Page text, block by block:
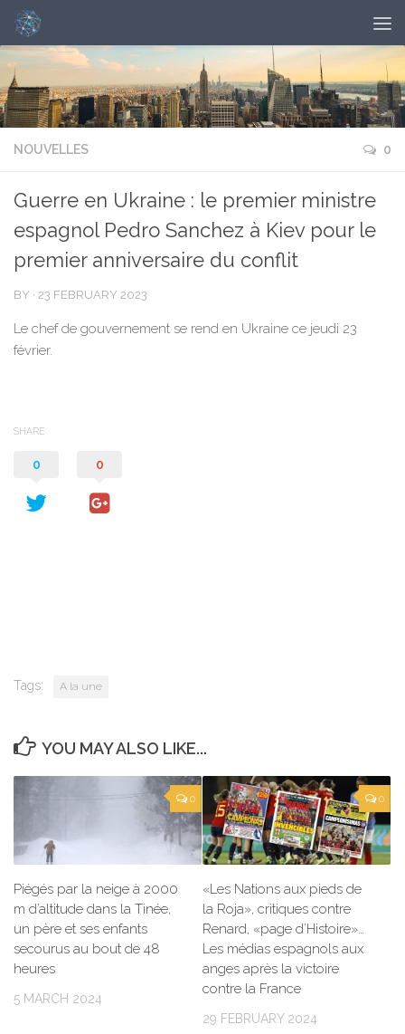
NOUVELLES 0
Guerre en Ukraine : le premier ministre
espagnol Pedro Sanchez à Kiev pour le
premier anniversaire du conflit
BY · 23 FEBRUARY 2023
Le chef de gouvernement se rend en Ukraine ce jeudi 23
février.
SHARE
0 0
Tags: A la une
YOU MAY ALSO LIKE...
0
Piégés par la neige à 2000
m d’altitude dans la Tinée,
un père et ses enfants
secourus au bout de 48
heures
5 MARCH 2024
0
«Les Nations aux pieds de
la Roja», critiques contre
Renard, «page d’Histoire»…
Les médias espagnols aux
anges après la victoire
contre la France
29 FEBRUARY 2024